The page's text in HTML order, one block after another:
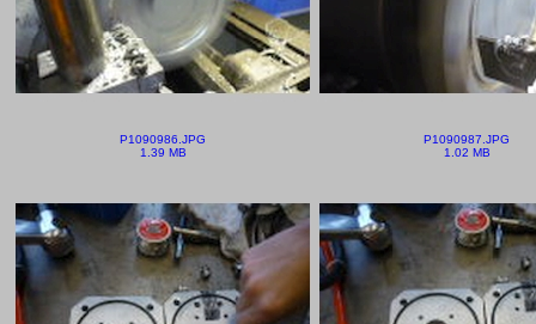
P1090986.JPG
1.39 MB
P1090987.JPG
1.02 MB